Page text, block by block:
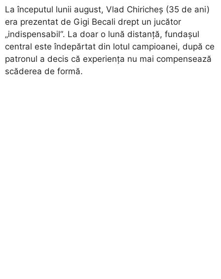
La începutul lunii august, Vlad Chiricheș (35 de ani)
era prezentat de Gigi Becali drept un jucător
„indispensabil“. La doar o lună distanță, fundașul
central este îndepărtat din lotul campioanei, după ce
patronul a decis că experiența nu mai compensează
scăderea de formă.